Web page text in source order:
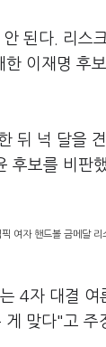
된다. 리스
이재명 후
뒤 넉 달을
후보를 비판
여자 핸드볼 금메달 리
4자 대결 여
맞다"고 주